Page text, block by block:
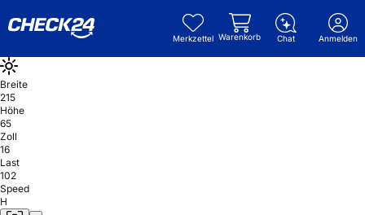
Merkzettel Warenkorb Chat Anmelden
Breite
215
Höhe
65
Zoll
16
Last
102
Speed
H